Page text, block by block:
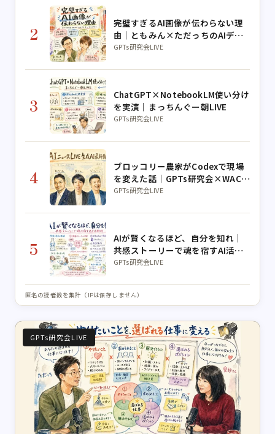
2
完璧すぎるAI画像が伝わらない理
由｜ともみん×ただっちのAIデザ
イン実演
GPTs研究会LIVE
3
ChatGPT×NotebookLM使い分け
を実演｜まっちんぐー朝LIVE
GPTs研究会LIVE
4
ブロッコリー農家がCodexで現場
を変えた話｜GPTs研究会×WACA
コラボLIVE
GPTs研究会LIVE
5
AIが賢くなるほど、自分を知れ｜
共感ストーリーで魂を宿すAI活用
術【公ちゃんコラボ】
GPTs研究会LIVE
匿名の読者数を集計（IPは保存しません）
GPTs研究会LIVE